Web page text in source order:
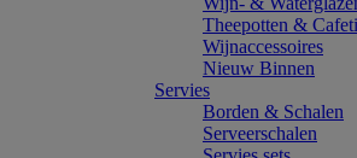
Theepotten &
Wijnaccessoires
Nieuw Binnen
Servies
Borden & Schalen
Serveerschalen